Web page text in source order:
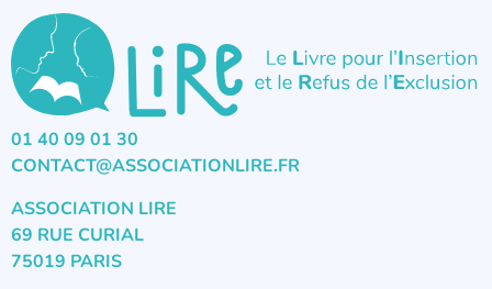
01 40 09 01 30
CONTACT@ASSOCIATIONLIRE.FR
ASSOCIATION LIRE
69 RUE CURIAL
75019 PARIS